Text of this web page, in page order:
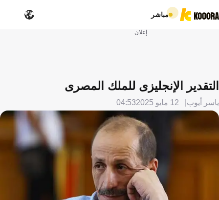
مباشر
إعلان
التقدير الإنجليزى للملك المصرى
ياسر أيوب 12 مايو 2025 04:53